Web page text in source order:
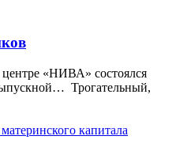
центре «НИВА» состоялся
Трогательный,